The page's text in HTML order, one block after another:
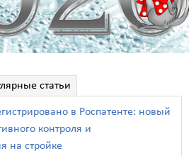
статьи
в Роспатенте: новый
контроля и
на стройке